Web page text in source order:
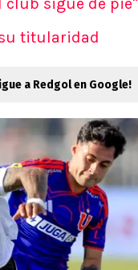
titularidad
a Redgol en Google!